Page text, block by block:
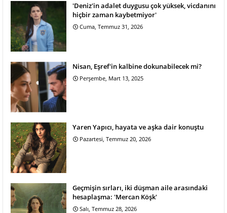
'Deniz'in adalet duygusu çok yüksek, vicdanını
hiçbir zaman kaybetmiyor'
Cuma, Temmuz 31, 2026
Nisan, Eşref'in kalbine dokunabilecek mi?
Perşembe, Mart 13, 2025
Yaren Yapıcı, hayata ve aşka dair konuştu
Pazartesi, Temmuz 20, 2026
Geçmişin sırları, iki düşman aile arasındaki
hesaplaşma: 'Mercan Köşk'
Salı, Temmuz 28, 2026